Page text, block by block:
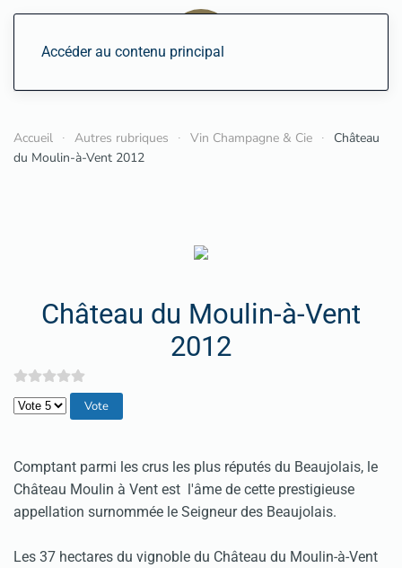
Accéder au contenu principal
Accueil Autres rubriques Vin Champagne & Cie
Château
du Moulin-à-Vent 2012
Château du Moulin-à-Vent
2012
Veuillez voter
Comptant parmi les crus les plus réputés du Beaujolais, le
Château Moulin à Vent est l'âme de cette prestigieuse
appellation surnommée le Seigneur des Beaujolais.
Les 37 hectares du vignoble du Château du Moulin-à-Vent